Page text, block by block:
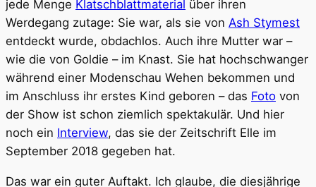
jede Menge Klatschblattmaterial über ihren
Werdegang zutage: Sie war, als sie von Ash Stymest
entdeckt wurde, obdachlos. Auch ihre Mutter war –
wie die von Goldie – im Knast. Sie hat hochschwanger
während einer Modenschau Wehen bekommen und
im Anschluss ihr erstes Kind geboren – das Foto von
der Show ist schon ziemlich spektakulär. Und hier
noch ein Interview, das sie der Zeitschrift Elle im
September 2018 gegeben hat.
Das war ein guter Auftakt. Ich glaube, die diesjährige